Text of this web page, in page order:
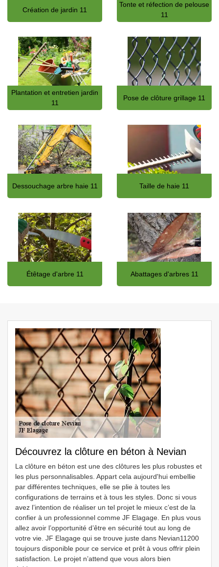
Création de jardin 11
Tonte et réfection de pelouse
11
Plantation et entretien jardin
11
Pose de clôture grillage 11
Dessouchage arbre haie 11 Taille de haie 11
Étêtage d'arbre 11 Abattages d'arbres 11
Découvrez la clôture en béton à Nevian
La clôture en béton est une des clôtures les plus robustes et
les plus personnalisables. Appart cela aujourd'hui embellie
par différentes techniques, elle se plie à toutes les
configurations de terrains et à tous les styles. Donc si vous
avez l’intention de réaliser un tel projet le mieux c’est de la
confier à un professionnel comme JF Elagage. En plus vous
allez avoir l’opportunité d’être en sécurité tout au long de
votre vie. JF Elagage qui se trouve juste dans Nevian11200
toujours disponible pour ce service et prêt à vous offrir plein
satisfaction. Le projet n’attend que vous alors bien